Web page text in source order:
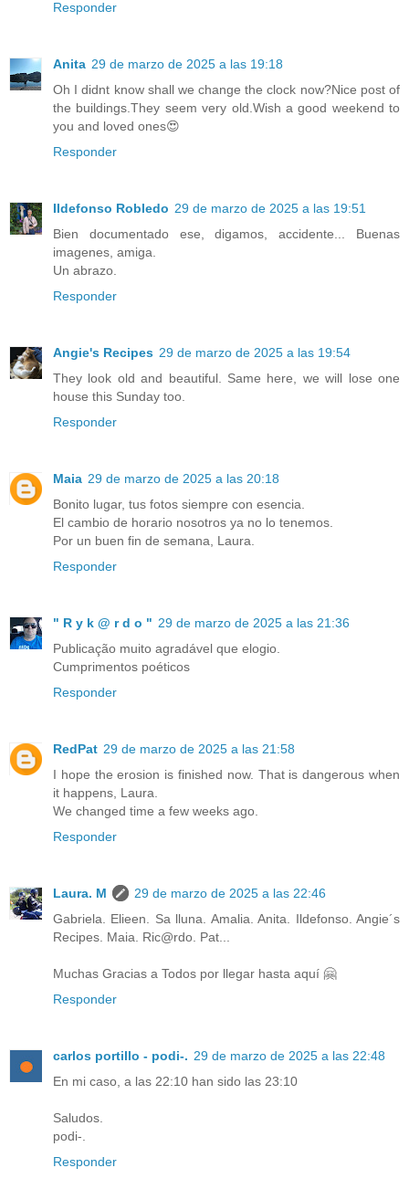
Responder
Anita 29 de marzo de 2025 a las 19:18
Oh I didnt know shall we change the clock now?Nice post of
the buildings.They seem very old.Wish a good weekend to
you and loved ones😍
Responder
Ildefonso Robledo 29 de marzo de 2025 a las 19:51
Bien documentado ese, digamos, accidente... Buenas
imagenes, amiga.
Un abrazo.
Responder
Angie's Recipes 29 de marzo de 2025 a las 19:54
They look old and beautiful. Same here, we will lose one
house this Sunday too.
Responder
Maia 29 de marzo de 2025 a las 20:18
Bonito lugar, tus fotos siempre con esencia.
El cambio de horario nosotros ya no lo tenemos.
Por un buen fin de semana, Laura.
Responder
" R y k @ r d o " 29 de marzo de 2025 a las 21:36
Publicação muito agradável que elogio.
Cumprimentos poéticos
Responder
RedPat 29 de marzo de 2025 a las 21:58
I hope the erosion is finished now. That is dangerous when
it happens, Laura.
We changed time a few weeks ago.
Responder
Laura. M
29 de marzo de 2025 a las 22:46
Gabriela. Elieen. Sa lluna. Amalia. Anita. Ildefonso. Angie´s
Recipes. Maia. Ric@rdo. Pat...
Muchas Gracias a Todos por llegar hasta aquí 🤗
Responder
carlos portillo - podi-. 29 de marzo de 2025 a las 22:48
En mi caso, a las 22:10 han sido las 23:10
Saludos.
podi-.
Responder